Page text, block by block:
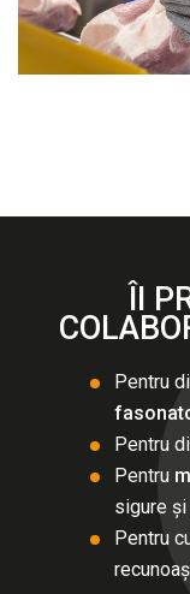
ÎI
Pentru
Pentru
Pentru
sigure
Pentru